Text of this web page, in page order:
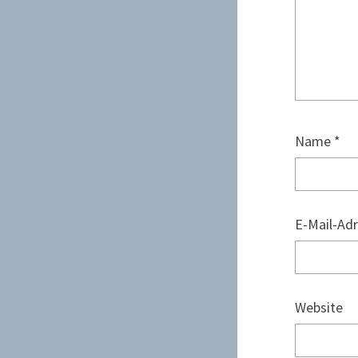
Name *
E-Mail-
Website